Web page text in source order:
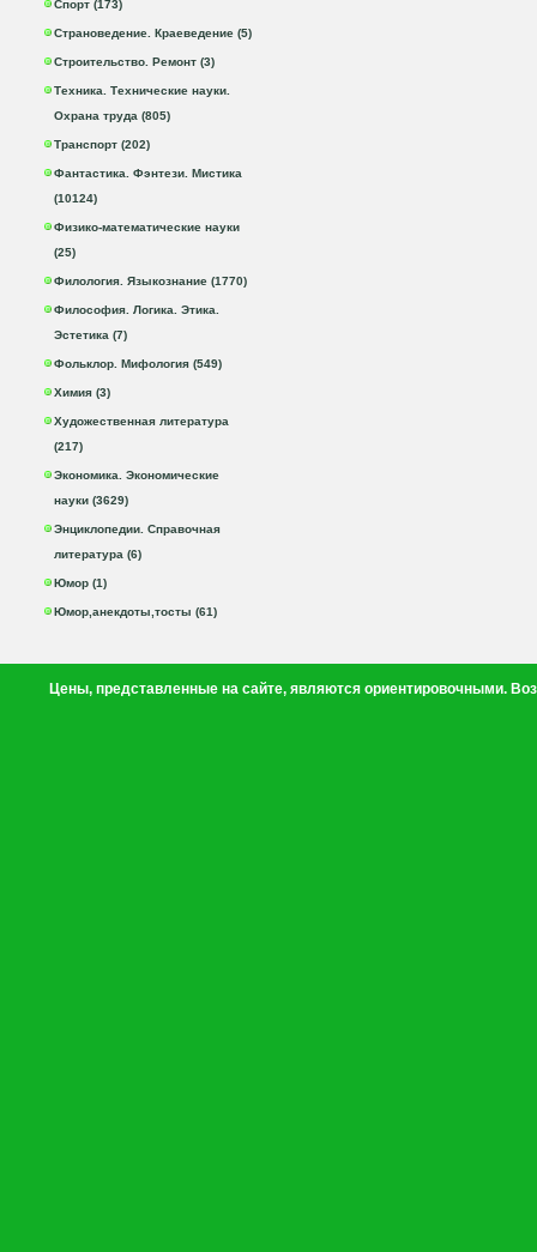
Спорт (173)
Страноведение. Краеведение (5)
Строительство. Ремонт (3)
Техника. Технические науки.
Охрана труда (805)
Транспорт (202)
Фантастика. Фэнтези. Мистика
(10124)
Физико-математические науки
(25)
Филология. Языкознание (1770)
Философия. Логика. Этика.
Эстетика (7)
Фольклор. Мифология (549)
Химия (3)
Художественная литература
(217)
Экономика. Экономические
науки (3629)
Энциклопедии. Справочная
литература (6)
Юмор (1)
Юмор,анекдоты,тосты (61)
Цены, представленные на сайте, являются ориентировочными.